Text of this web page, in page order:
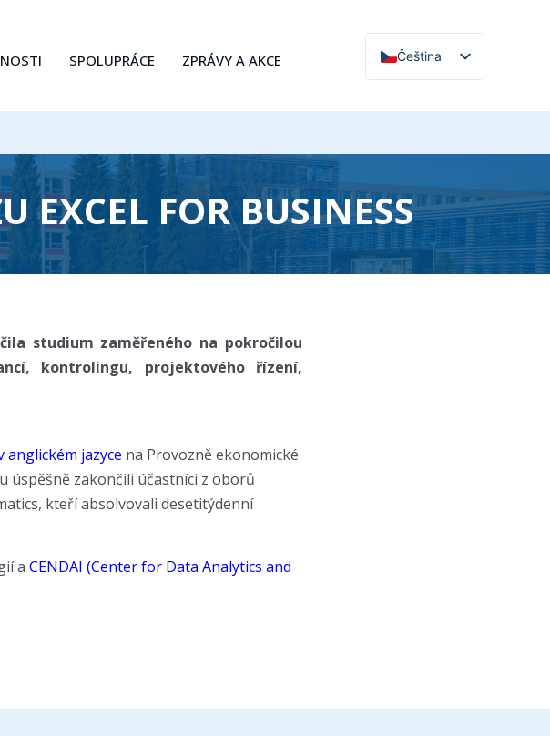
SPOLUPRÁCE ZPRÁVY A AKCE
Čeština
English
EXCEL FOR BUSINESS
studium zaměřeného na pokročilou
kontrolingu, projektového řízení,
jazyce na Provozně ekonomické
úspěšně zakončili účastníci z oborů
kteří absolvovali desetitýdenní
a CENDAI (Center for Data Analytics and